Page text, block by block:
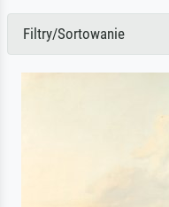
Filtry/Sortowanie